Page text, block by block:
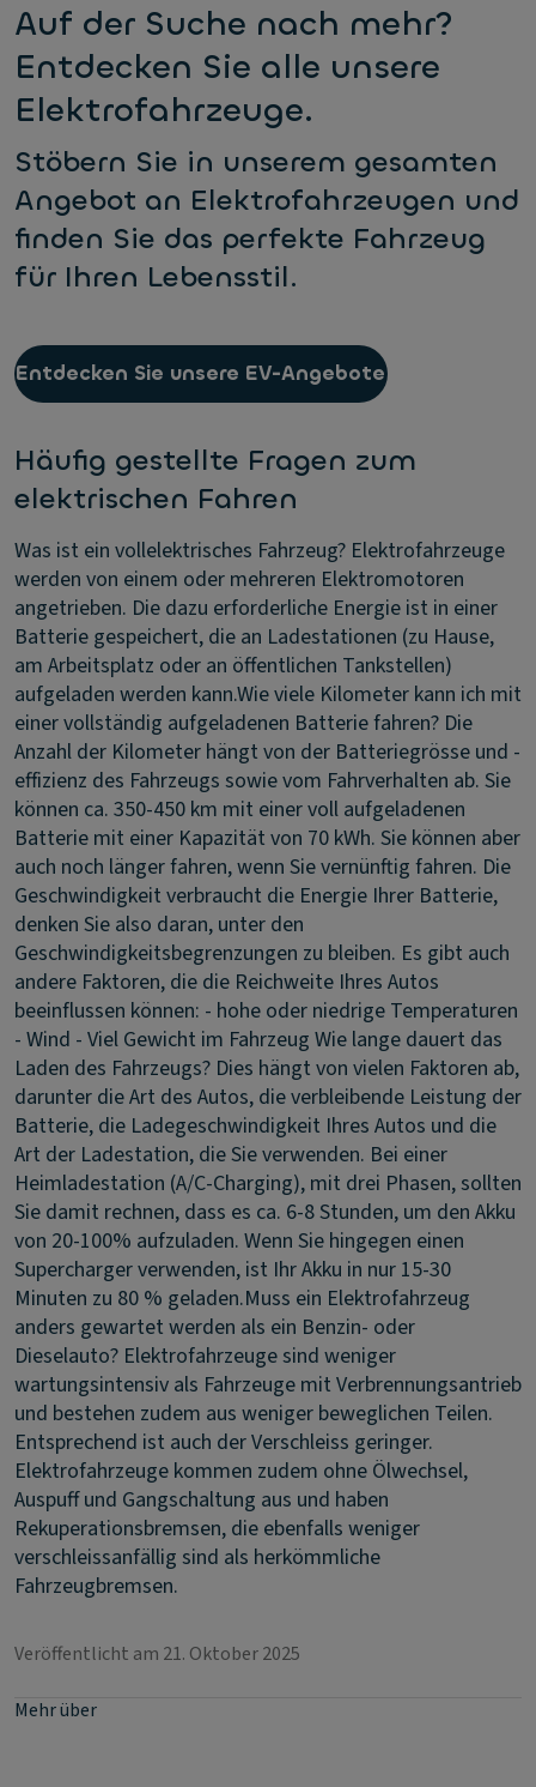
Auf der Suche nach mehr?
Entdecken Sie alle unsere
Elektrofahrzeuge.
Stöbern Sie in unserem gesamten
Angebot an Elektrofahrzeugen und
finden Sie das perfekte Fahrzeug
für Ihren Lebensstil.
Entdecken Sie unsere EV-Angebote
Häufig gestellte Fragen zum
elektrischen Fahren
Was ist ein vollelektrisches Fahrzeug? Elektrofahrzeuge
werden von einem oder mehreren Elektromotoren
angetrieben. Die dazu erforderliche Energie ist in einer
Batterie gespeichert, die an Ladestationen (zu Hause,
am Arbeitsplatz oder an öffentlichen Tankstellen)
aufgeladen werden kann.Wie viele Kilometer kann ich mit
einer vollständig aufgeladenen Batterie fahren? Die
Anzahl der Kilometer hängt von der Batteriegrösse und -
effizienz des Fahrzeugs sowie vom Fahrverhalten ab. Sie
können ca. 350-450 km mit einer voll aufgeladenen
Batterie mit einer Kapazität von 70 kWh. Sie können aber
auch noch länger fahren, wenn Sie vernünftig fahren. Die
Geschwindigkeit verbraucht die Energie Ihrer Batterie,
denken Sie also daran, unter den
Geschwindigkeitsbegrenzungen zu bleiben. Es gibt auch
andere Faktoren, die die Reichweite Ihres Autos
beeinflussen können: - hohe oder niedrige Temperaturen
- Wind - Viel Gewicht im Fahrzeug Wie lange dauert das
Laden des Fahrzeugs? Dies hängt von vielen Faktoren ab,
darunter die Art des Autos, die verbleibende Leistung der
Batterie, die Ladegeschwindigkeit Ihres Autos und die
Art der Ladestation, die Sie verwenden. Bei einer
Heimladestation (A/C-Charging), mit drei Phasen, sollten
Sie damit rechnen, dass es ca. 6-8 Stunden, um den Akku
von 20-100% aufzuladen. Wenn Sie hingegen einen
Supercharger verwenden, ist Ihr Akku in nur 15-30
Minuten zu 80 % geladen.Muss ein Elektrofahrzeug
anders gewartet werden als ein Benzin- oder
Dieselauto? Elektrofahrzeuge sind weniger
wartungsintensiv als Fahrzeuge mit Verbrennungsantrieb
und bestehen zudem aus weniger beweglichen Teilen.
Entsprechend ist auch der Verschleiss geringer.
Elektrofahrzeuge kommen zudem ohne Ölwechsel,
Auspuff und Gangschaltung aus und haben
Rekuperationsbremsen, die ebenfalls weniger
verschleissanfällig sind als herkömmliche
Fahrzeugbremsen.
Veröffentlicht am 21. Oktober 2025
Mehr über